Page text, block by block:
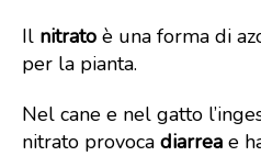
Il nitrato è una forma di
per la pianta.
Nel cane e nel gatto
nitrato provoca diarrea e